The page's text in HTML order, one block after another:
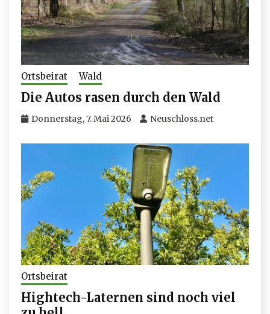
Ortsbeirat Wald
Die Autos rasen durch den Wald
Donnerstag, 7. Mai 2026 Neuschloss.net
Ortsbeirat
Hightech-Laternen sind noch viel